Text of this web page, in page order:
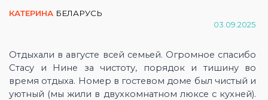
КАТЕРИНА БЕЛАРУСЬ
03.09.2025
Отдыхали в августе всей семьей. Огромное спасибо
Стасу и Нине за чистоту, порядок и тишину во
время отдыха. Номер в гостевом доме был чистый и
уютный (мы жили в двухкомнатном люксе с кухней).